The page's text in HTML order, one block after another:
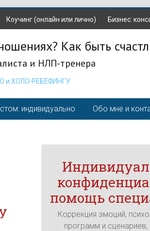
Коучинг (онлайн или лично) Бизнес:
Как быть
и НЛП-тренера
и ХОЛО-РЕБЁФИНГУ
индивидуально Обо мне и
помощь
Коррекция эмоций,
программ и сценариев,